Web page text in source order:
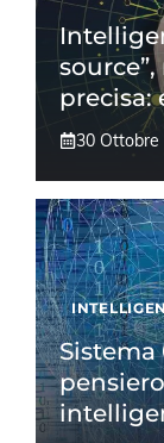
precisa:
30 Ottobre
Sistema